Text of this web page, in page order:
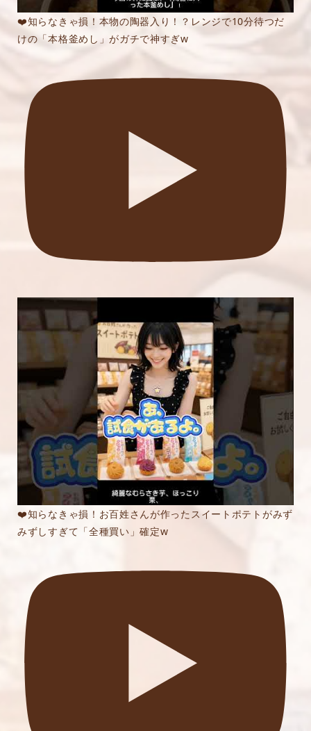
❤️知らなきゃ損！本物の陶器入り！？レンジで10分待つだ
けの「本格釜めし」がガチで神すぎw
❤️知らなきゃ損！お百姓さんが作ったスイートポテトがみず
みずしすぎて「全種買い」確定w